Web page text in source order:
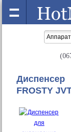
FROSTY